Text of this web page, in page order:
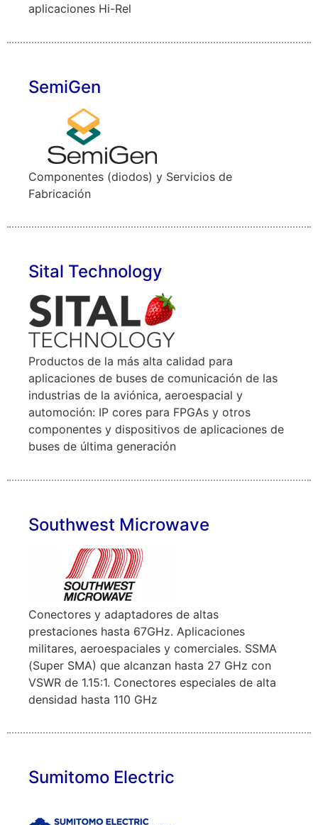
aplicaciones Hi-Rel
SemiGen
Componentes (diodos) y Servicios de
Fabricación
Sital Technology
Productos de la más alta calidad para
aplicaciones de buses de comunicación de las
industrias de la aviónica, aeroespacial y
automoción: IP cores para FPGAs y otros
componentes y dispositivos de aplicaciones de
buses de última generación
Southwest Microwave
Conectores y adaptadores de altas
prestaciones hasta 67GHz. Aplicaciones
militares, aeroespaciales y comerciales. SSMA
(Super SMA) que alcanzan hasta 27 GHz con
VSWR de 1.15:1. Conectores especiales de alta
densidad hasta 110 GHz
Sumitomo Electric